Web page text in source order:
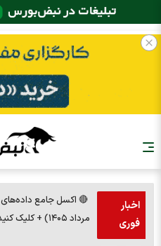
اخبار
فوری
مرداد ۱۴۰۵) + کلیک کنید